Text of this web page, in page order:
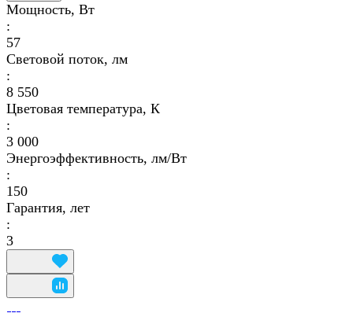
Мощность, Вт
:
57
Световой поток, лм
:
8 550
Цветовая температура, К
:
3 000
Энергоэффективность, лм/Вт
:
150
Гарантия, лет
:
3